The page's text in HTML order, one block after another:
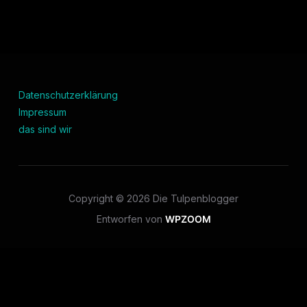
Datenschutzerklärung
Impressum
das sind wir
Copyright © 2026 Die Tulpenblogger
Entworfen von WPZOOM